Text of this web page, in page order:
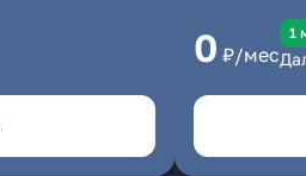
0 ₽/мес
1